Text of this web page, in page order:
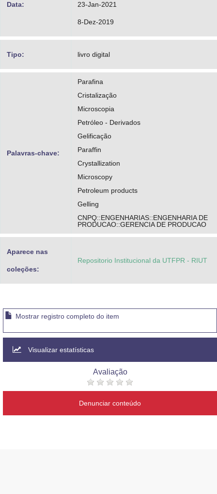
Data: 23-Jan-2021
8-Dez-2019
Tipo: livro digital
Palavras-chave:
Parafina
Cristalização
Microscopia
Petróleo - Derivados
Gelificação
Paraffin
Crystallization
Microscopy
Petroleum products
Gelling
CNPQ::ENGENHARIAS::ENGENHARIA DE
PRODUCAO::GERENCIA DE PRODUCAO
Aparece nas
coleções:
Repositorio Institucional da UTFPR - RIUT
Mostrar registro completo do item
Visualizar estatísticas
Avaliação
Denunciar conteúdo